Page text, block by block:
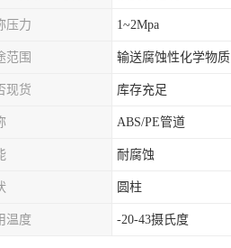
压力 1~2Mpa
范围 输送腐蚀性化学物质
现货 库存充足
ABS/PE管道
耐腐蚀
圆柱
温度 -20-43摄氏度